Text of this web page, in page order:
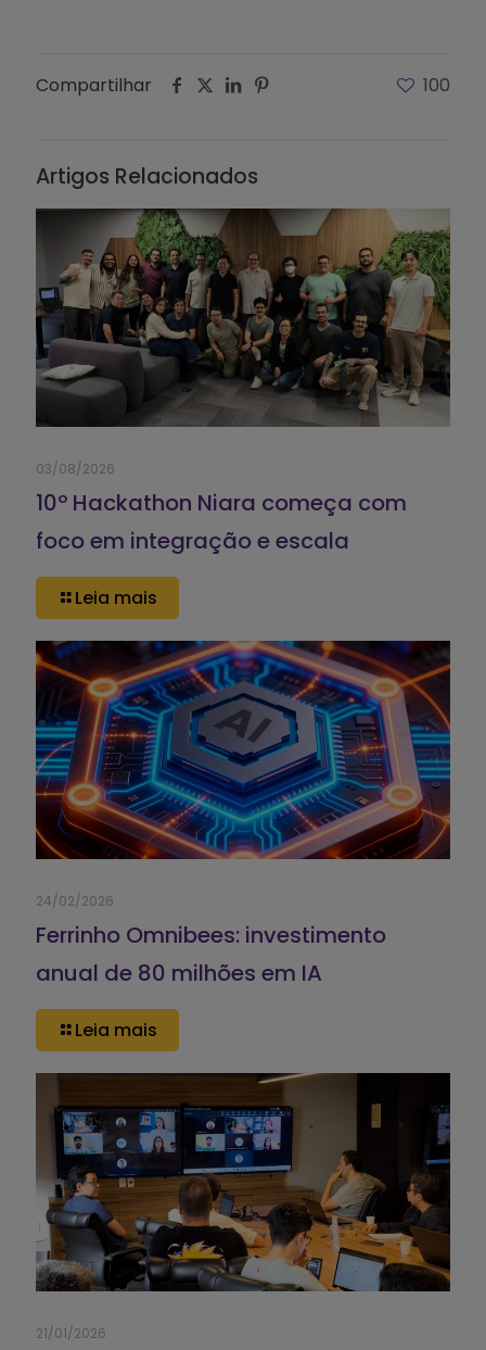
Compartilhar 100
Artigos Relacionados
03/08/2026
10º Hackathon Niara começa com
foco em integração e escala
Leia mais
24/02/2026
Ferrinho Omnibees: investimento
anual de 80 milhões em IA
Leia mais
21/01/2026